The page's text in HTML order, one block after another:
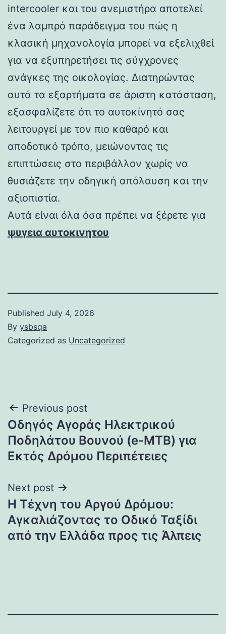
intercooler και του ανεμιστήρα αποτελεί
ένα λαμπρό παράδειγμα του πώς η
κλασική μηχανολογία μπορεί να εξελιχθεί
για να εξυπηρετήσει τις σύγχρονες
ανάγκες της οικολογίας. Διατηρώντας
αυτά τα εξαρτήματα σε άριστη κατάσταση,
εξασφαλίζετε ότι το αυτοκίνητό σας
λειτουργεί με τον πιο καθαρό και
αποδοτικό τρόπο, μειώνοντας τις
επιπτώσεις στο περιβάλλον χωρίς να
θυσιάζετε την οδηγική απόλαυση και την
αξιοπιστία.
Αυτά είναι όλα όσα πρέπει να ξέρετε για
ψυγεια αυτοκινητου
Published July 4, 2026
By ysbsqa
Categorized as Uncategorized
Post
navigation
Previous post
Οδηγός Αγοράς Ηλεκτρικού
Ποδηλάτου Βουνού (e-MTB) για
Εκτός Δρόμου Περιπέτειες
Next post
Η Τέχνη του Αργού Δρόμου:
Αγκαλιάζοντας το Οδικό Ταξίδι
από την Ελλάδα προς τις Άλπεις